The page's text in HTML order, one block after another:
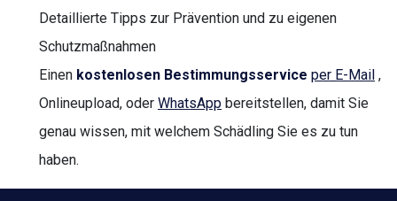
Detaillierte Tipps zur Prävention und zu eigenen
Schutzmaßnahmen
Einen kostenlosen Bestimmungsservice per E-Mail ,
Onlineupload, oder WhatsApp bereitstellen, damit Sie
genau wissen, mit welchem Schädling Sie es zu tun
haben.